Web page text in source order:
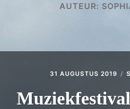
VOOR VROUWEN
YOGA MUZIEK & MANTRA
LESSEN & WORKSHOPS
AUTEUR:
31 AUGUSTUS 2019